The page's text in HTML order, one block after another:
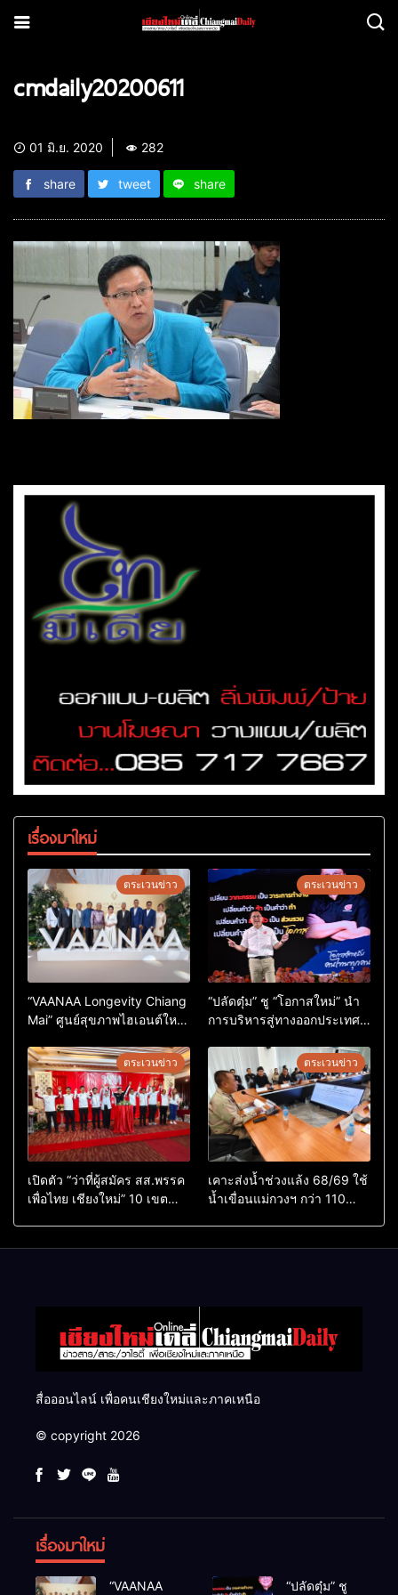
cmdaily20200611
01 มิ.ย. 2020 282
share tweet share
เรื่องมาใหม่
ตระเวนข่าว
“VAANAA Longevity Chiang
Mai” ศูนย์สุขภาพไฮเอนต์ใหญ่
ตระเวนข่าว
“ปลัดตุ๋ม” ชู “โอกาสใหม่” นำ
การบริหารสู่ทางออกประเทศ
ตระเวนข่าว
เปิดตัว “ว่าที่ผู้สมัคร สส.พรรค
เพื่อไทย เชียงใหม่” 10 เขต
ตระเวนข่าว
เคาะส่งน้ำช่วงแล้ง 68/69 ใช้
น้ำเขื่อนแม่กวงฯ กว่า 110
สื่อออนไลน์ เพื่อคนเชียงใหม่และภาคเหนือ
© copyright 2026
เรื่องมาใหม่
“VAANAA “ปลัดตุ๋ม” ชู